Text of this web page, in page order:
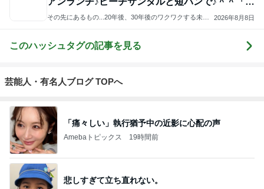
ei」
その先にあるもの...20年後、30年後のワクワクする未来
2026年8月8日
このハッシュタグの記事を見る
芸能人・有名人ブログ TOPへ
「痛々しい」執行猶予中の近影に心配の声
Amebaトピックス 19時間前
悲しすぎて立ち直れない。